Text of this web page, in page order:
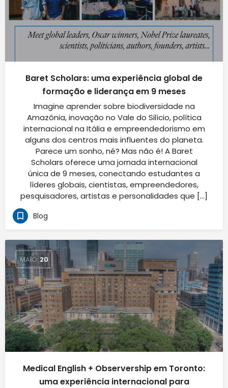
Baret Scholars: uma experiência global de
formação e liderança em 9 meses
Imagine aprender sobre biodiversidade na
Amazônia, inovação no Vale do Silício, política
internacional na Itália e empreendedorismo em
alguns dos centros mais influentes do planeta.
Parece um sonho, né? Mas não é! A Baret
Scholars oferece uma jornada internacional
única de 9 meses, conectando estudantes a
líderes globais, cientistas, empreendedores,
pesquisadores, artistas e personalidades que […]
Blog
MAIO 20
Medical English + Observership em Toronto:
uma experiência internacional para